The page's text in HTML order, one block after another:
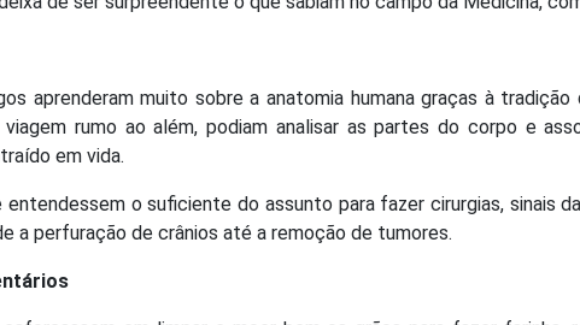
aprenderam muito sobre a anatomia humana graças à tradição
rumo ao além, podiam analisar as partes do corpo e
em vida.
entendessem o suficiente do assunto para fazer cirurgias, sinais
a perfuração de crânios até a remoção de tumores.